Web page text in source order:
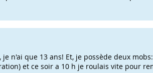
n'ai que 13 ans! Et, je possède deux
et ce soir a 10 h je roulais vite pour